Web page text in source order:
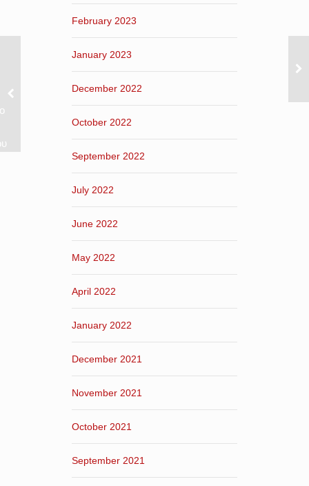
February 2023
January 2023
December 2022
October 2022
September 2022
July 2022
June 2022
May 2022
April 2022
January 2022
December 2021
November 2021
October 2021
September 2021